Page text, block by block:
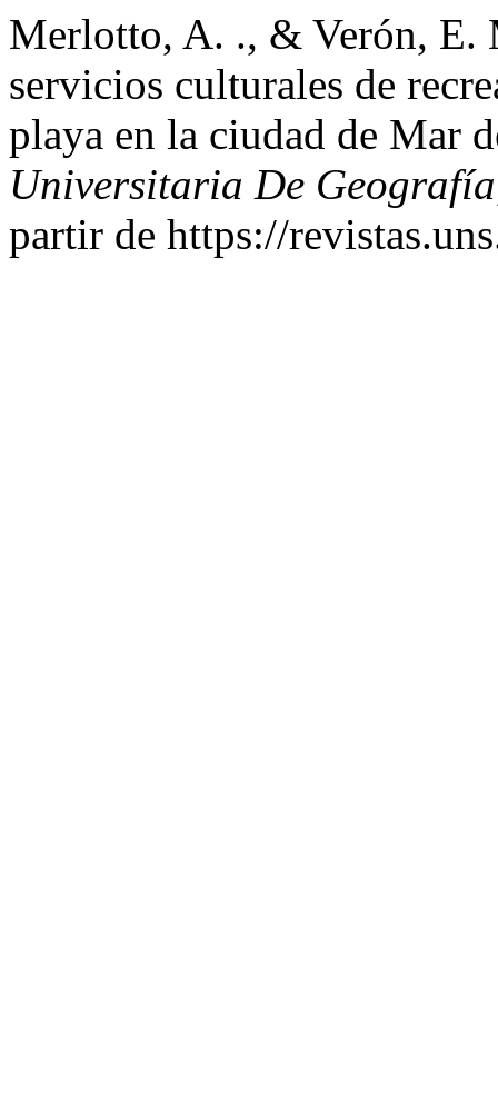
Merlotto, A. ., & Verón, E.
servicios culturales de
playa en la ciudad de Mar
Universitaria De Geografía
partir de https://